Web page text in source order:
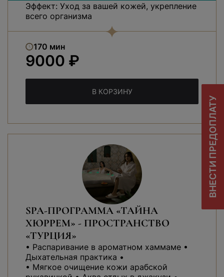
Эффект: Уход за вашей кожей, укрепление
всего организма
170 мин
9000 ₽
В КОРЗИНУ
SPA-ПРОГРАММА «ТАЙНА
ХЮРРЕМ» - ПРОСТРАНСТВО
«ТУРЦИЯ»
• Распаривание в ароматном хаммаме •
Дыхательная практика •
• Мягкое очищение кожи арабской
ВНЕСТИ ПРЕДОПЛАТУ